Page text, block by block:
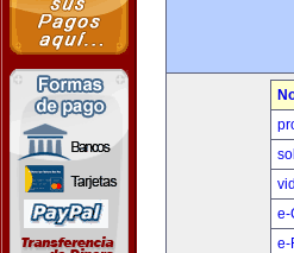
e-
e-